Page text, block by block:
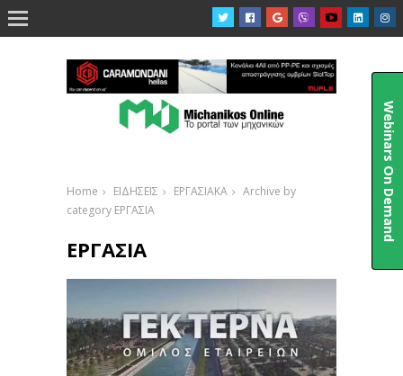

Home ΕΙΔΗΣΕΙΣ ΕΡΓΑΣΙΑΚΑ
Archive by
category ΕΡΓΑΣΙΑ
ΕΡΓΑΣΙΑ
Webinars On Demand